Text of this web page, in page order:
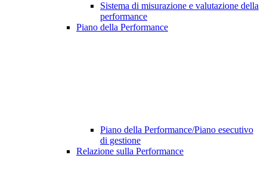
Sistema di misurazione e valutazione della
performance
Piano della Performance
Piano della Performance/Piano esecutivo
di gestione
Relazione sulla Performance